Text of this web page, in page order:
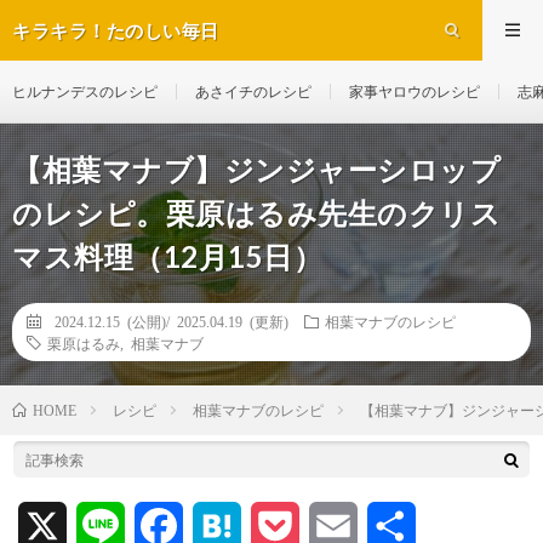
キラキラ！たのしい毎日
ヒルナンデスのレシピ あさイチのレシピ 家事ヤロウのレシピ 志
【相葉マナブ】ジンジャーシロップ
のレシピ。栗原はるみ先生のクリス
マス料理（12月15日）
2024.12.15 (公開)/ 2025.04.19 (更新)
相葉マナブのレシピ
栗原はるみ
相葉マナブ
HOME レシピ 相葉マナブのレシピ 【相葉マナブ】ジンジャ